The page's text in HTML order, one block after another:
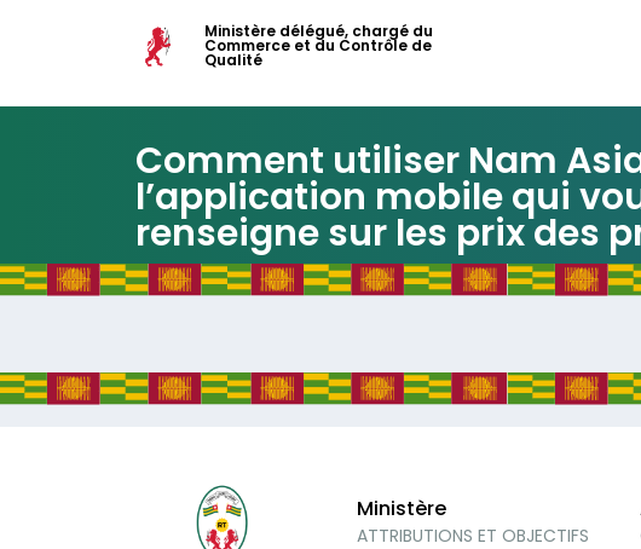
Ministère délégué, chargé du
Commerce et du Contrôle de
Qualité
Comment utiliser Nam
l’application mobile qui
renseigne sur les prix des
Ministère
ATTRIBUTIONS ET OBJECTIFS